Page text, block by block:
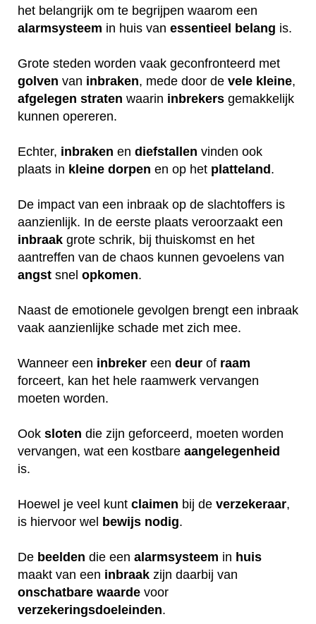
het belangrijk om te begrijpen waarom een
alarmsysteem in huis van essentieel belang is.
Grote steden worden vaak geconfronteerd met
golven van inbraken, mede door de vele kleine,
afgelegen straten waarin inbrekers gemakkelijk
kunnen opereren.
Echter, inbraken en diefstallen vinden ook
plaats in kleine dorpen en op het platteland.
De impact van een inbraak op de slachtoffers is
aanzienlijk. In de eerste plaats veroorzaakt een
inbraak grote schrik, bij thuiskomst en het
aantreffen van de chaos kunnen gevoelens van
angst snel opkomen.
Naast de emotionele gevolgen brengt een inbraak
vaak aanzienlijke schade met zich mee.
Wanneer een inbreker een deur of raam
forceert, kan het hele raamwerk vervangen
moeten worden.
Ook sloten die zijn geforceerd, moeten worden
vervangen, wat een kostbare aangelegenheid
is.
Hoewel je veel kunt claimen bij de verzekeraar,
is hiervoor wel bewijs nodig.
De beelden die een alarmsysteem in huis
maakt van een inbraak zijn daarbij van
onschatbare waarde voor
verzekeringsdoeleinden.